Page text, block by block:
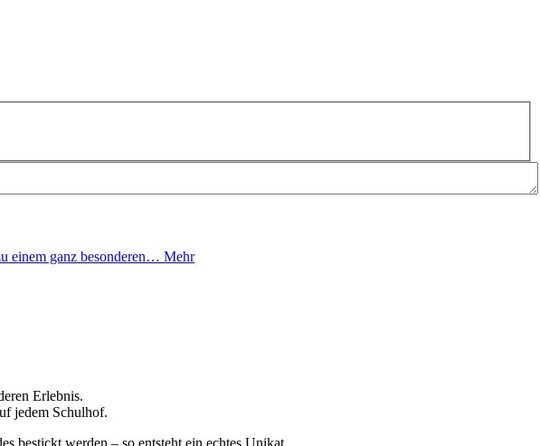
einem ganz besonderen… Mehr
Erlebnis.
jedem Schulhof.